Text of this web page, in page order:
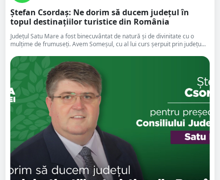
Ștefan Csordaș: Ne dorim să ducem județul în
topul destinațiilor turistice din România
Județul Satu Mare a fost binecuvântat de natură și de divinitate cu o
mulțime de frumuseți. Avem Someșul, cu al lui curs șerpuit prin județu...